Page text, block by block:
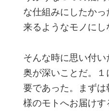
な仕組みにしたか
来るようなモノに
そんな時に思い付
奥が深いことだ。
要であった。まず
様のモトへお届け